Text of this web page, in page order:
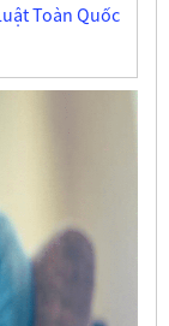
Toàn Quốc